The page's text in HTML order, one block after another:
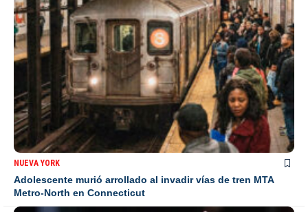
NUEVA YORK
Adolescente murió arrollado al invadir vías de tren MTA
Metro-North en Connecticut